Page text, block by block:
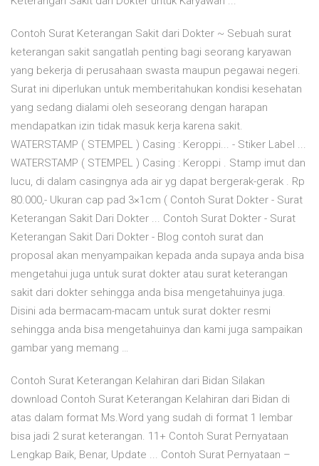
Contoh Surat Keterangan Sakit dari Dokter ~ Sebuah surat
keterangan sakit sangatlah penting bagi seorang karyawan
yang bekerja di perusahaan swasta maupun pegawai negeri.
Surat ini diperlukan untuk memberitahukan kondisi kesehatan
yang sedang dialami oleh seseorang dengan harapan
mendapatkan izin tidak masuk kerja karena sakit.
WATERSTAMP ( STEMPEL ) Casing : Keroppi... - Stiker Label ...
WATERSTAMP ( STEMPEL ) Casing : Keroppi . Stamp imut dan
lucu, di dalam casingnya ada air yg dapat bergerak-gerak . Rp
80.000,- Ukuran cap pad 3×1cm ( Contoh Surat Dokter - Surat
Keterangan Sakit Dari Dokter ... Contoh Surat Dokter - Surat
Keterangan Sakit Dari Dokter - Blog contoh surat dan
proposal akan menyampaikan kepada anda supaya anda bisa
mengetahui juga untuk surat dokter atau surat keterangan
sakit dari dokter sehingga anda bisa mengetahuinya juga.
Disini ada bermacam-macam untuk surat dokter resmi
sehingga anda bisa mengetahuinya dan kami juga sampaikan
gambar yang memang …
Contoh Surat Keterangan Kelahiran dari Bidan Silakan
download Contoh Surat Keterangan Kelahiran dari Bidan di
atas dalam format Ms.Word yang sudah di format 1 lembar
bisa jadi 2 surat keterangan. 11+ Contoh Surat Pernyataan
Lengkap Baik, Benar, Update ... Contoh Surat Pernyataan –